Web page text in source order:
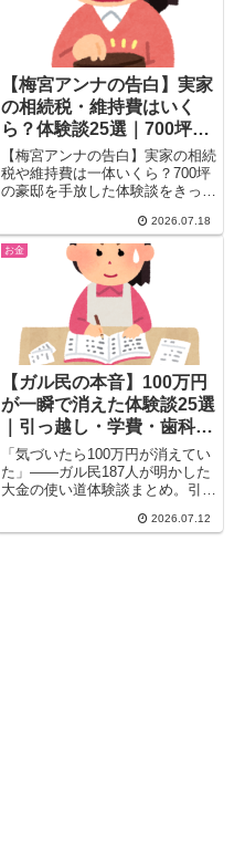
【梅宮アンナの告白】実家
の相続税・維持費はいく
ら？体験談25選｜700坪豪
邸を手放した理由
【梅宮アンナの告白】実家の相続
税や維持費は一体いくら？700坪
の豪邸を手放した体験談をきっか
実家の維持費の実例、NISAや株
の相続手続きの注意点、後悔しな
い終活のコツまで、ガル民のリア
ルな本音と実体験を厳選してまと
2026.07.18
お金
【ガル民の本音】100万円
が一瞬で消えた体験談25選
｜引っ越し・学費・歯科の
リアルな出費
「気づいたら100万円が消えてい
た」——ガル民187人が明かした
大金の使い道体験談まとめ。引っ
FXでの失敗まで、リアルな出費
2026.07.12